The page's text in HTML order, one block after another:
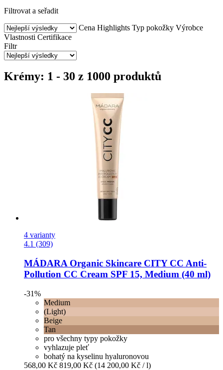
Filtrovat a seřadit
Cena Highlights Typ pokožky Výrobce
Vlastnosti Certifikace
Filtr
Krémy: 1 - 30 z 1000 produktů
4 varianty
4.1 (309)
MÁDARA Organic Skincare CITY CC Anti-​
Pollution CC Cream SPF 15, Medium (40 ml)
-31%
Medium
(Light)
Beige
Tan
pro všechny typy pokožky
vyhlazuje pleť
bohatý na kyselinu hyaluronovou
568,00 Kč 819,00 Kč (14 200,00 Kč / l)